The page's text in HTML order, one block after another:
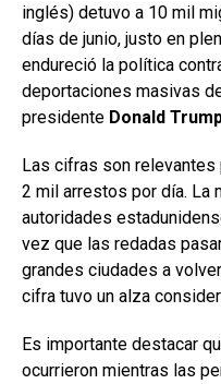
inglés) detuvo a 10 mil
días de junio, justo en
endureció la política
deportaciones masivas
presidente Donald
Las cifras son
2 mil arrestos por día. La
autoridades
vez que las redadas
grandes ciudades a
cifra tuvo un alza
Es importante destacar
ocurrieron mientras las